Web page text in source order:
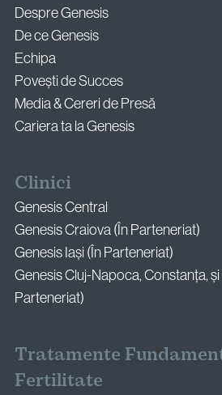
Despre Genesis
De ce Genesis
Echipa
Povești de Succes
Media & Cereri de Presă
Cariera ta la Genesis
Clinici
Genesis Central
Genesis Craiova (În Parteneriat)
Genesis Iași (În Parteneriat)
Genesis Cluj-Napoca, Constanța,
Parteneriat)
Tratamente
Fertilitate